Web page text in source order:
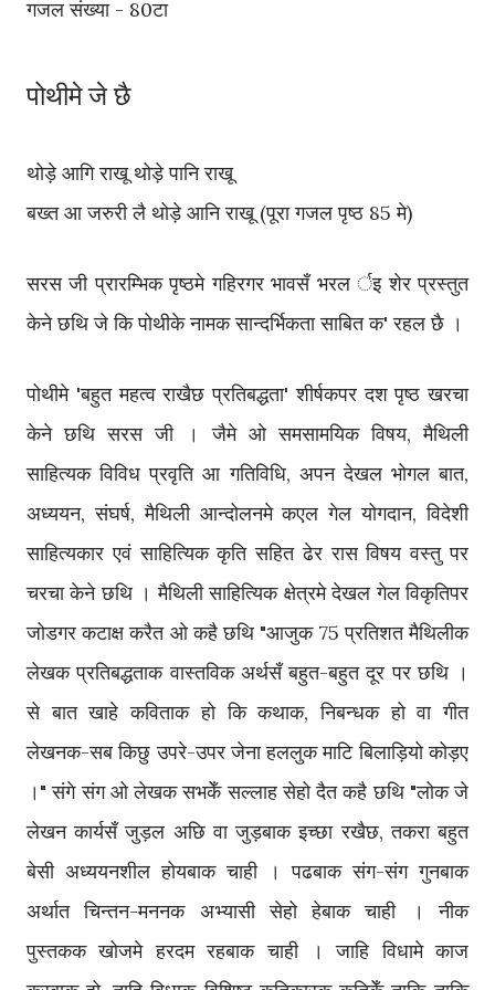
गजल संख्या - 80टा
पोथीमे जे छै
थोड़े आगि राखू थोड़े पानि राखू
बख्त आ जरुरी लै थोड़े आनि राखू (पूरा गजल पृष्ठ 85 मे)
सरस जी प्रारम्भिक पृष्ठमे गहिरगर भावसँ भरल र्इ शेर प्रस्तुत
केने छथि जे कि पोथीके नामक सान्दर्भिकता साबित क' रहल छै ।
पोथीमे 'बहुत महत्व राखैछ प्रतिबद्धता' शीर्षकपर दश पृष्ठ खरचा
केने छथि सरस जी । जैमे ओ समसामयिक विषय, मैथिली
साहित्यक विविध प्रवृति आ गतिविधि, अपन देखल भोगल बात,
अध्ययन, संघर्ष, मैथिली आन्दोलनमे कएल गेल योगदान, विदेशी
साहित्यकार एवं साहित्यिक कृति सहित ढेर रास विषय वस्तु पर
चरचा केने छथि । मैथिली साहित्यिक क्षेत्रमे देखल गेल विकृतिपर
जोडगर कटाक्ष करैत ‌ओ कहै छथि "आजुक 75 प्रतिशत मैथिलीक
लेखक प्रतिबद्धताक वास्तविक अर्थसँ बहुत-बहुत दूर पर छथि ।
से बात खाहे कविताक हो कि कथाक, निबन्धक हो वा गीत
लेखनक-सब किछु उपरे-उपर जेना हललुक माटि बिलाड़ियो कोड़ए
।" संगे संग ओ लेखक सभकेँ सल्लाह सेहो दैत कहै छथि "लोक जे
लेखन कार्यसँ जुड़ल अछि वा जुड़बाक इच्छा रखैछ, तकरा बहुत
बेसी अध्ययनशील होयबाक चाही । पढबाक संग-संग गुनबाक
अर्थात चिन्तन-मननक अभ्यासी सेहो हेबाक चाही । नीक
पुस्तकक खोजमे हरदम रहबाक चाही । जाहि विधामे काज